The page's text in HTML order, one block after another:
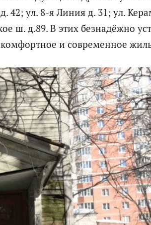
42; ул. 8-я Линия д. 31; ул.
ш. д.89. В этих безнадёжно
и современное